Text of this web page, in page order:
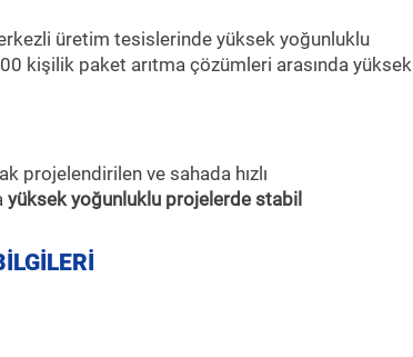
üretim tesislerinde yüksek yoğunluklu
kişilik paket arıtma çözümleri arasında yüksek
projelendirilen ve sahada hızlı
yüksek yoğunluklu projelerde stabil